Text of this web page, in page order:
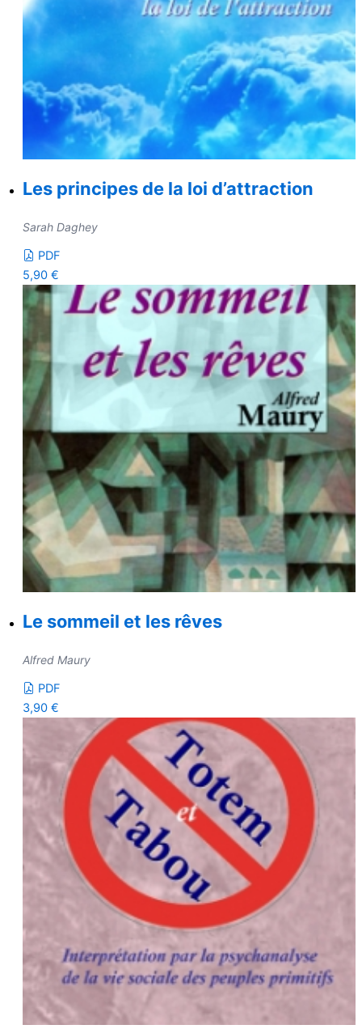
Les principes de la loi d’attraction
Sarah Daghey
PDF
5,90 €
Le sommeil et les rêves
Alfred Maury
PDF
3,90 €